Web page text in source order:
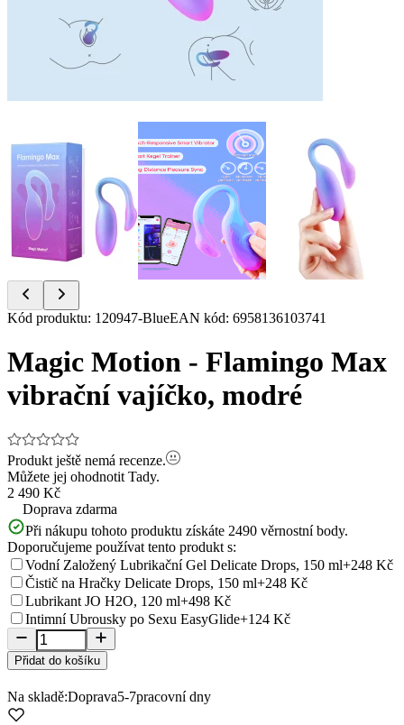
Item
of
19
Kód produktu: 120947-BlueEAN kód: 6958136103741
Magic Motion - Flamingo Max
vibrační vajíčko, modré
Produkt ještě nemá recenze.
Můžete jej ohodnotit Tady.
2 490 Kč
Doprava zdarma
Při nákupu tohoto produktu získáte 2490 věrnostní body.
Doporučujeme používat tento produkt s:
Vodní Založený Lubrikační Gel Delicate Drops, 150 ml+248 Kč
Čistič na Hračky Delicate Drops, 150 ml+248 Kč
Lubrikant JO H2O, 120 ml+498 Kč
Intimní Ubrousky po Sexu EasyGlide+124 Kč
Přidat do košíku
Na skladě:Doprava5-7pracovní dny